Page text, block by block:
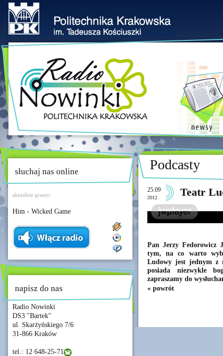
słuchaj nas online
aktualnie gramy:
Him - Wicked Game
napisz do nas
Radio Nowinki
DS3 "Bartek"
ul. Skarżyńskiego 7/6
31-866 Kraków
tel.: 12 648-25-71
Podcasty
25.09
2012 Teatr
Pan Jerzy Fedorowicz
tym, na co warto
Ludowy jest jednym z
posiada niezwykle
zapraszamy do
« powrót